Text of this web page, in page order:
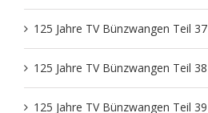
125 Jahre TV Bünzwangen Teil 37
125 Jahre TV Bünzwangen Teil 38
125 Jahre TV Bünzwangen Teil 39